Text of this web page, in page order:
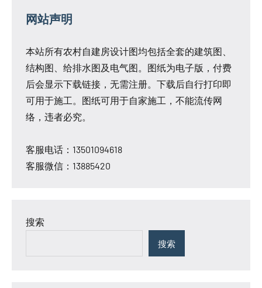
网站声明
本站所有农村自建房设计图均包括全套的建筑图、
结构图、给排水图及电气图。图纸为电子版，付费
后会显示下载链接，无需注册。下载后自行打印即
可用于施工。图纸可用于自家施工，不能流传网
络，违者必究。
客服电话：13501094618
客服微信：13885420
搜索
搜索